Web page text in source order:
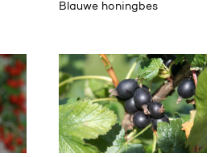
Blauwe honingbes